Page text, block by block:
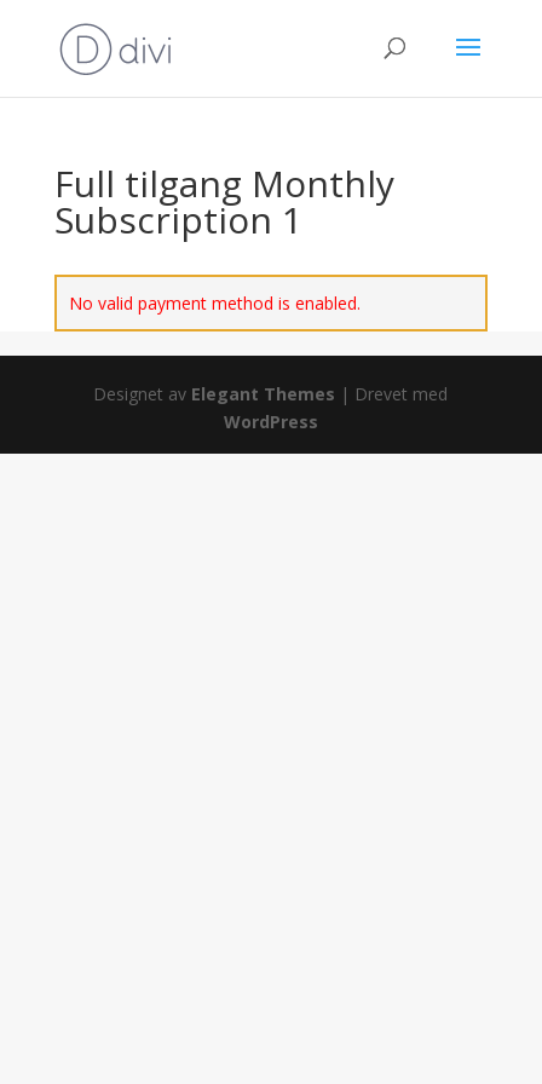
Full tilgang Monthly
Subscription 1
No valid payment method is enabled.
Designet av Elegant Themes | Drevet med
WordPress